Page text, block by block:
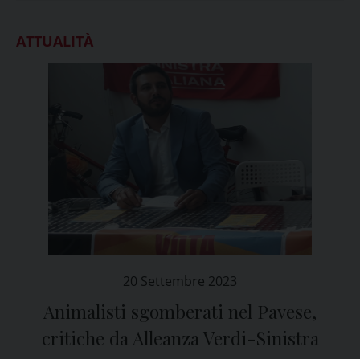
ATTUALITÀ
20 Settembre 2023
Animalisti sgomberati nel Pavese,
critiche da Alleanza Verdi-Sinistra